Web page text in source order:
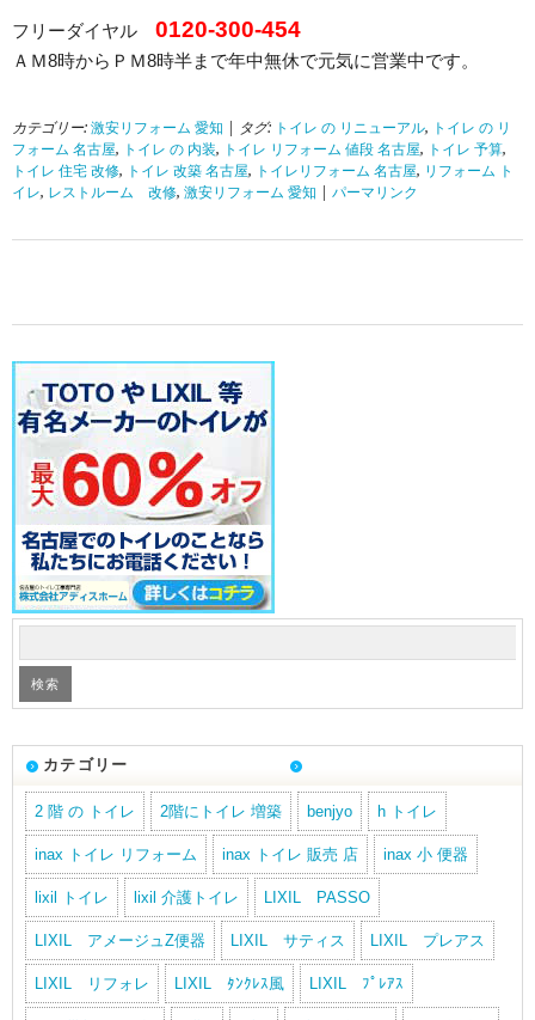
フリーダイヤル 0120-300-454
ＡＭ8時からＰＭ8時半まで年中無休で元気に営業中です。
カテゴリー: 激安リフォーム 愛知 | タグ: トイレ の リニューアル, トイレ の リ
フォーム 名古屋, トイレ の 内装, トイレ リフォーム 値段 名古屋, トイレ 予算,
トイレ 住宅 改修, トイレ 改築 名古屋, トイレリフォーム 名古屋, リフォーム ト
イレ, レストルーム 改修, 激安リフォーム 愛知 パーマリンク
カテゴリー
2 階 の トイレ 2階にトイレ 増築 benjyo h トイレ
inax トイレ リフォーム inax トイレ 販売 店 inax 小 便器
lixil トイレ lixil 介護トイレ LIXIL PASSO
LIXIL アメージュZ便器 LIXIL サティス LIXIL プレアス
LIXIL リフォレ LIXIL ﾀﾝｸﾚｽ風 LIXIL ﾌﾟﾚｱｽ